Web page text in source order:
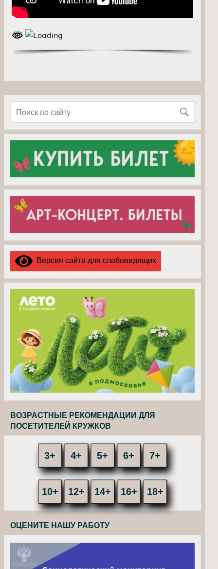
Версия сайта для слабовидящих
ВОЗРАСТНЫЕ РЕКОМЕНДАЦИИ ДЛЯ
ПОСЕТИТЕЛЕЙ КРУЖКОВ
3+ 4+ 5+ 6+ 7+
10+ 12+ 14+ 16+ 18+
ОЦЕНИТЕ НАШУ РАБОТУ